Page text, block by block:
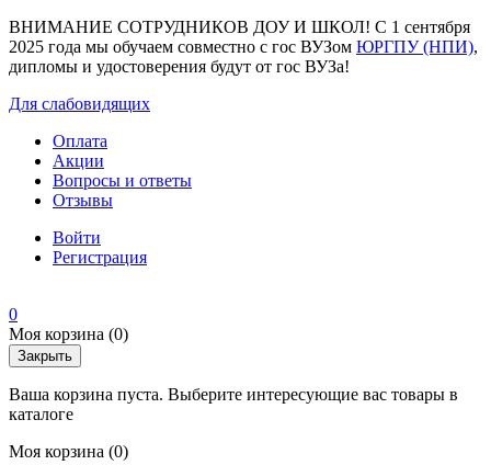
ВНИМАНИЕ СОТРУДНИКОВ ДОУ И ШКОЛ! С 1 сентября
2025 года мы обучаем совместно с гос ВУЗом ЮРГПУ (НПИ),
дипломы и удостоверения будут от гос ВУЗа!
Для слабовидящих
Оплата
Акции
Вопросы и ответы
Отзывы
Войти
Регистрация
0
Моя корзина (0)
Закрыть
Ваша корзина пуста. Выберите интересующие вас товары в
каталоге
Моя корзина (0)